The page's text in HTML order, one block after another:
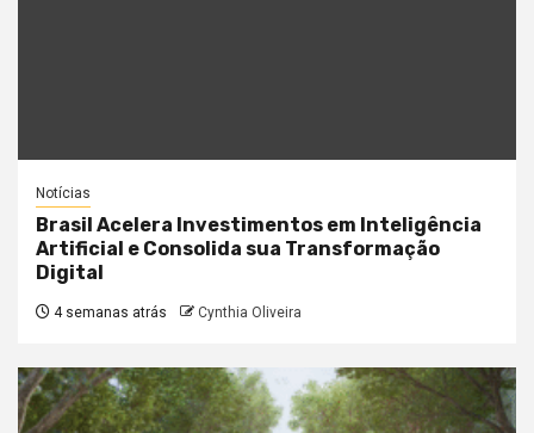
Notícias
Brasil Acelera Investimentos em Inteligência
Artificial e Consolida sua Transformação
Digital
4 semanas atrás Cynthia Oliveira